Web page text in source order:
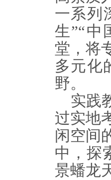
一系列
生”“
堂，将
多元化
野。
实践
过实地
闲空间
中，探
景蟠龙